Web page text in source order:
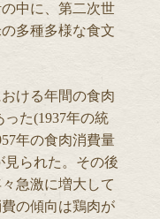
中に、第二次世
多種多様な食文
ける年間の食肉
った(1937年の統
年の食肉消費量
見られた。その後
急激に増大して
の傾向は鶏肉が